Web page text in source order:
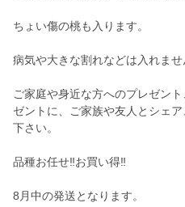
ちょい傷の桃も入ります。
病気や大きな割れなどは入れませ
ご家庭や身近な方へのプレゼン
ゼントに、ご家族や友人とシェ
下さい。
品種お任せ‼︎お買い得‼︎
8月中の発送となります。